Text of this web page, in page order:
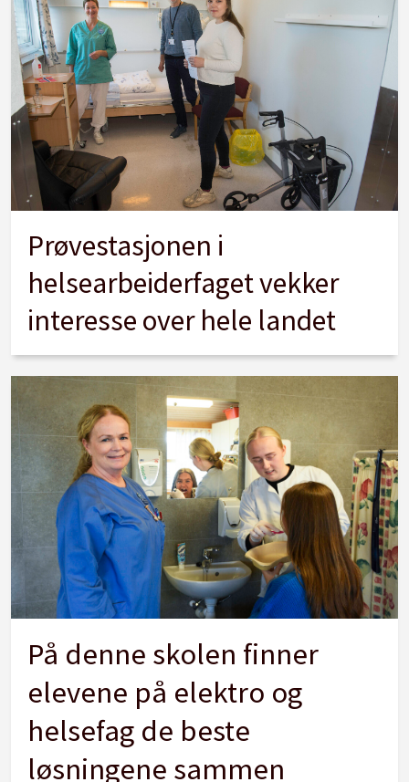
Prøvestasjonen i
helsearbeiderfaget vekker
interesse over hele landet
På denne skolen finner
elevene på elektro og
helsefag de beste
løsningene sammen